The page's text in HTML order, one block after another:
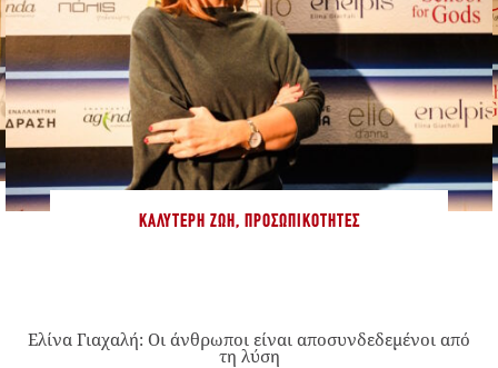
ΚΑΛΎΤΕΡΗ ΖΩΉ, ΠΡΟΣΩΠΙΚΌΤΗΤΕΣ
Ελίνα Γιαχαλή: Οι άνθρωποι είναι αποσυνδεδεμένοι από
τη λύση